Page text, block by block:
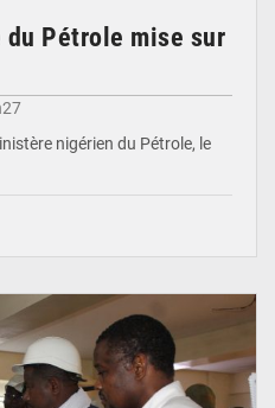
Pétrole mise sur
nigérien du Pétrole, le